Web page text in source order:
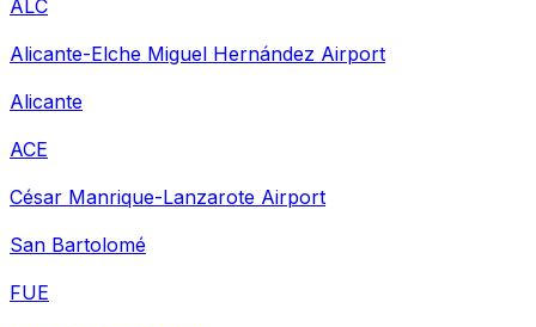
ALC
Alicante-Elche Miguel Hernández Airport
Alicante
ACE
César Manrique-Lanzarote Airport
San Bartolomé
FUE